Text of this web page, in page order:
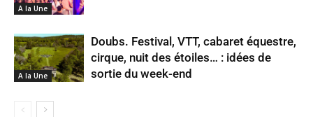
A la Une
A la Une
Doubs. Festival, VTT, cabaret équestre,
cirque, nuit des étoiles… : idées de
sortie du week-end